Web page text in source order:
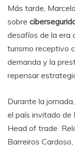
Más tarde,
sobre
desafíos de la era
turismo receptivo
demanda y la
repensar
Durante la
el país invitado de
Head of trade
Barreiros